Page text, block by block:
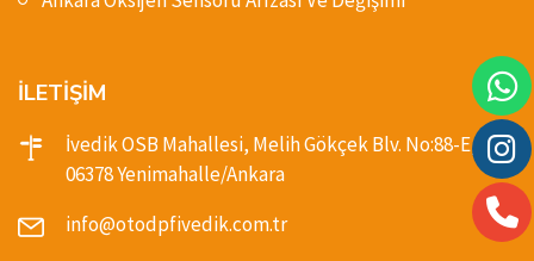
İLETİŞİM
İvedik OSB Mahallesi, Melih Gökçek Blv. No:88-E,
06378 Yenimahalle/Ankara
info@otodpfivedik.com.tr